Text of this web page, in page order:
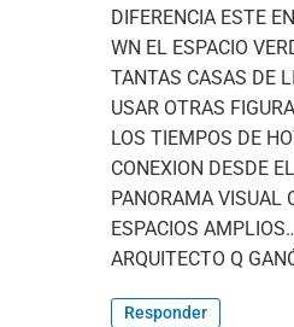
DIFERENCIA ESTE
WN EL ESPACIO
TANTAS CASAS DE
USAR OTRAS
LOS TIEMPOS DE
CONEXION DESDE
PANORAMA VISUAL
ESPACIOS
ARQUITECTO Q
Responder